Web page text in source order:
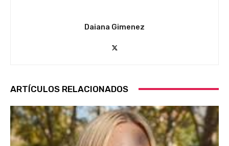
Daiana Gimenez
ARTÍCULOS RELACIONADOS